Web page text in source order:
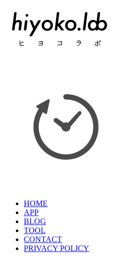
HOME
APP
BLOG
TOOL
CONTACT
PRIVACY POLICY